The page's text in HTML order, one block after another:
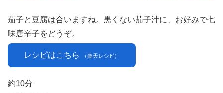
茄子と豆腐は合いますね。黒くない茄子汁に、お好みで七
味唐辛子をどうぞ。
レシピはこちら （楽天レシピ）
約10分